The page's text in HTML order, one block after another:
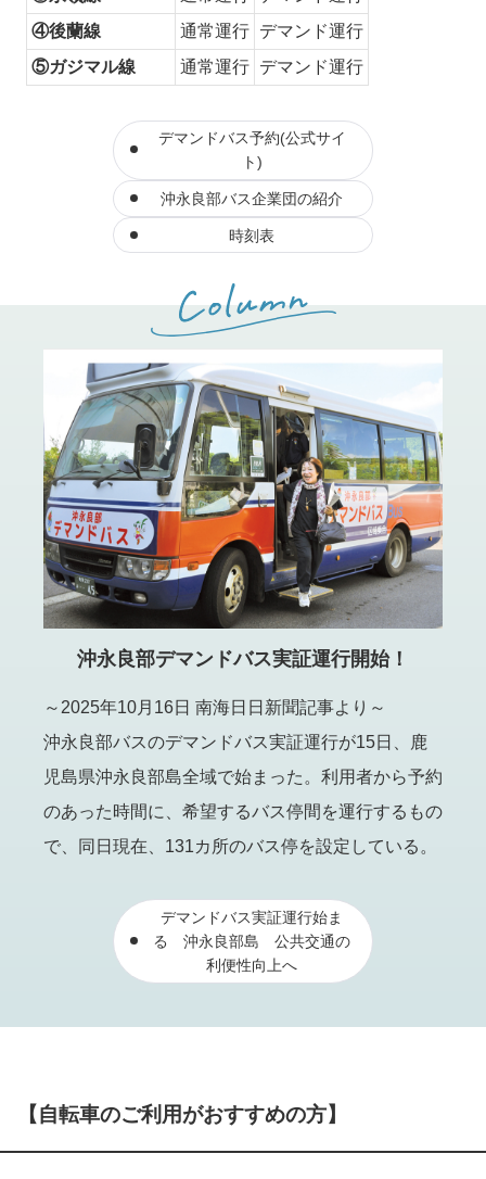
④後蘭線
通常運行 デマンド運行
⑤ガジマル線
通常運行 デマンド運行
デマンドバス予約(公式サイ
ト)
沖永良部バス企業団の紹介
時刻表
沖永良部デマンドバス実証運行開始！
～2025年10月16日 南海日日新聞記事より～
沖永良部バスのデマンドバス実証運行が15日、鹿
児島県沖永良部島全域で始まった。利用者から予約
のあった時間に、希望するバス停間を運行するもの
で、同日現在、131カ所のバス停を設定している。
デマンドバス実証運行始ま
る 沖永良部島 公共交通の
利便性向上へ
【自転車のご利用がおすすめの方】